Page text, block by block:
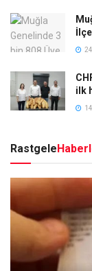
ilk
Rastgele